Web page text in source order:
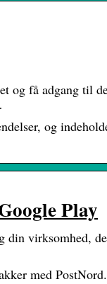
og få adgang til
og
Play
virksomhed,
med PostNord.